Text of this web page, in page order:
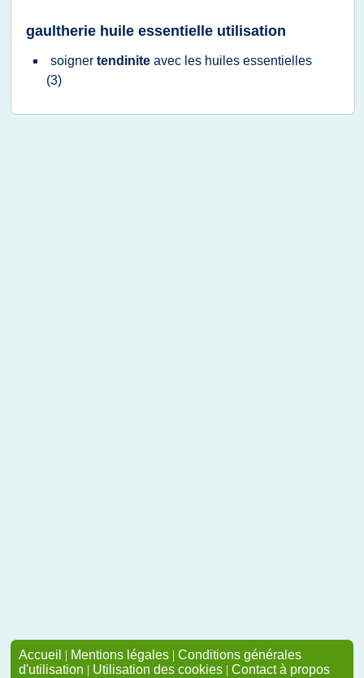
gaultherie huile essentielle utilisation
soigner tendinite avec les huiles essentielles
(3)
Accueil | Mentions légales | Conditions générales
d'utilisation | Utilisation des cookies | Contact à propos